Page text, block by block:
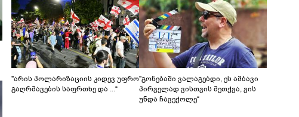
"არის პოლარიზაციის კიდევ უფრო
გაღრმავების საფრთხე და ...“
"გონებაში ვალაგებდი, ეს ამბავი
პირველად ვისთვის მეთქვა, ვის
უნდა ჩავექოლე“